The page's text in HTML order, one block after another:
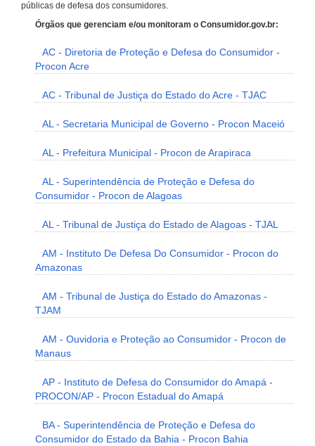
públicas de defesa dos consumidores.
Órgãos que gerenciam e/ou monitoram o Consumidor.gov.br:
AC - Diretoria de Proteção e Defesa do Consumidor -
Procon Acre
AC - Tribunal de Justiça do Estado do Acre - TJAC
AL - Secretaria Municipal de Governo - Procon Maceió
AL - Prefeitura Municipal - Procon de Arapiraca
AL - Superintendência de Proteção e Defesa do
Consumidor - Procon de Alagoas
AL - Tribunal de Justiça do Estado de Alagoas - TJAL
AM - Instituto De Defesa Do Consumidor - Procon do
Amazonas
AM - Tribunal de Justiça do Estado do Amazonas -
TJAM
AM - Ouvidoria e Proteção ao Consumidor - Procon de
Manaus
AP - Instituto de Defesa do Consumidor do Amapá -
PROCON/AP - Procon Estadual do Amapá
BA - Superintendência de Proteção e Defesa do
Consumidor do Estado da Bahia - Procon Bahia